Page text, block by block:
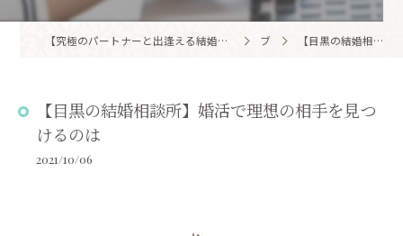
【究極のパートナーと出逢える結婚相談所】目黒区・品川区で結婚相談所ならアノー・ド・マリアージュ 目黒婚活サロン ブログ 【目黒の結婚相談所】婚活で理想の相手を見つけるのは
【目黒の結婚相談所】婚活で理想の相手を見つ
けるのは
2021/10/06